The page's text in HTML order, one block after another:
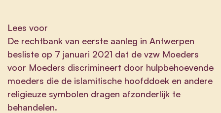
Lees voor
De rechtbank van eerste aanleg in Antwerpen
besliste op 7 januari 2021 dat de vzw Moeders
voor Moeders discrimineert door hulpbehoevende
moeders die de islamitische hoofddoek en andere
religieuze symbolen dragen afzonderlijk te
behandelen.